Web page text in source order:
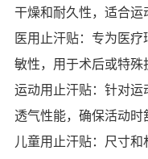
干燥和耐久性，适合运
医用止汗贴：专为医
敏性，用于术后或特殊
运动用止汗贴：针对运
透气性能，确保活动时
儿童用止汗贴：尺寸